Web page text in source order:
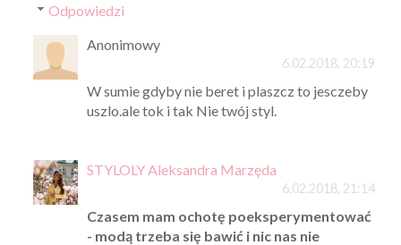
Odpowiedzi
Anonimowy
6.02.2018, 20:19
W sumie gdyby nie beret i plaszcz to jesczeby
uszlo.ale tok i tak Nie twój styl.
STYLOLY Aleksandra Marzęda
6.02.2018, 21:14
Czasem mam ochotę poeksperymentować
- modą trzeba się bawić i nic nas nie